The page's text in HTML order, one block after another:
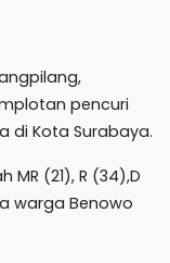
pencuri
di Kota Surabaya.
(21), R (34),D
warga Benowo